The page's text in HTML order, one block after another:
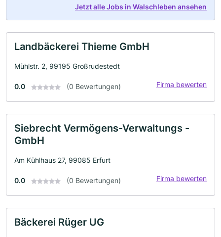
Jetzt alle Jobs in Walschleben ansehen
Landbäckerei Thieme GmbH
Mühlstr. 2, 99195 Großrudestedt
0.0 (0 Bewertungen) Firma bewerten
Siebrecht Vermögens-Verwaltungs -
GmbH
Am Kühlhaus 27, 99085 Erfurt
0.0 (0 Bewertungen) Firma bewerten
Bäckerei Rüger UG